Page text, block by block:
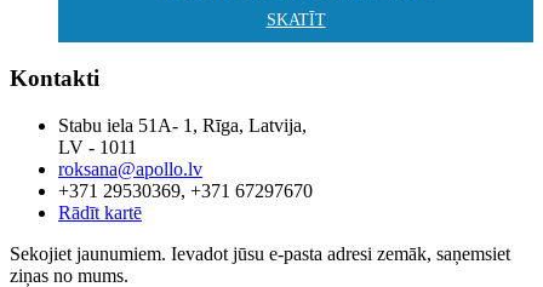
SKATĪT
Kontakti
Stabu iela 51A- 1, Rīga, Latvija,
LV - 1011
roksana@apollo.lv
+371 29530369, +371 67297670
Rādīt kartē
Sekojiet jaunumiem. Ievadot jūsu e-pasta adresi zemāk, saņemsiet
ziņas no mums.